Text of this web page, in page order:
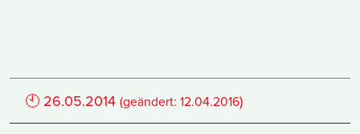
🕙 26.05.2014 (geändert:12.04.2016)